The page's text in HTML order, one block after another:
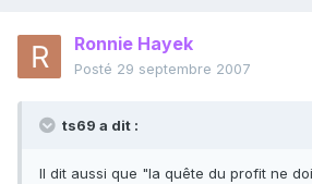
Ronnie Hayek
Posté 29 septembre 2007
ts69 a dit :
Il dit aussi que "la quête du profit ne